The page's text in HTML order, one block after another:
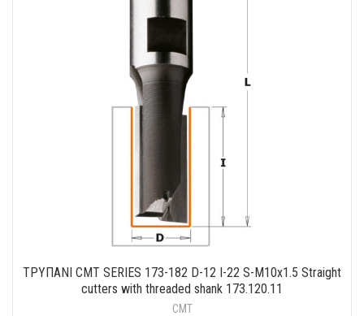
ΤΡΥΠΑΝΙ CMT SERIES 173-182 D-12 I-22 S-M10x1.5 Straight
cutters with threaded shank 173.120.11
CMT